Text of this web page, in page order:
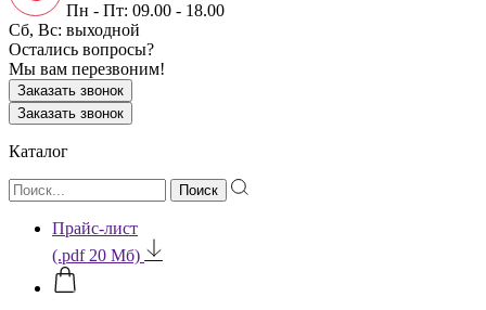
Пн - Пт: 09.00 - 18.00
Сб, Вс: выходной
Остались вопросы?
Мы вам перезвоним!
Заказать звонок
Заказать звонок
Каталог
Прайс-лист
(.pdf 20 Мб)